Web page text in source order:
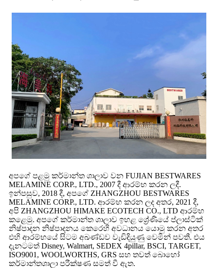
අපගේ පළමු කර්මාන්ත ශාලාව වන FUJIAN BESTWARES
MELAMINE CORP., LTD., 2007 දී ආරම්භ කරන ලදී.
ඉන්පසුව, 2018 දී, අපගේ ZHANGZHOU BESTWARES
MELAMINE CORP., LTD. ආරම්භ කරන ලද අතර, 2021 දී,
අපි ZHANGZHOU HIMAKE ECOTECH CO., LTD ආරම්භ
කළෙමු. අපගේ කර්මාන්ත ශාලාව ඉහළ ශ්‍රේණියේ ප්ලාස්ටික්
නිෂ්පාදන නිෂ්පාදනය කෙරෙහි අවධානය යොමු කරන අතර
එහි ආරම්භයේ සිටම අඛණ්ඩව වැඩිදියුණු වෙමින් පවතී. එය
දැනටමත් Disney, Walmart, SEDEX 4pillar, BSCI, TARGET,
ISO9001, WOOLWORTHS, GRS සහ තවත් බොහෝ
කර්මාන්තශාලා පරීක්ෂණ සමත් වී ඇත.